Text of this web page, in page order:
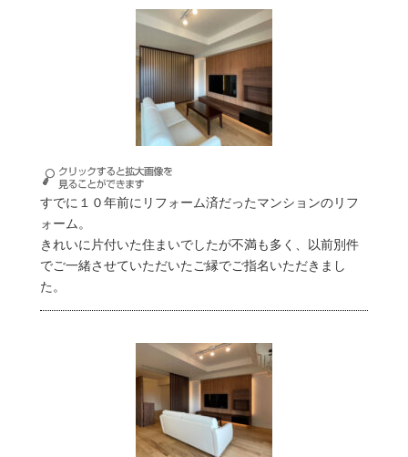
すでに１０年前にリフォーム済だったマンションのリフ
ォーム。
きれいに片付いた住まいでしたが不満も多く、以前別件
でご一緒させていただいたご縁でご指名いただきまし
た。